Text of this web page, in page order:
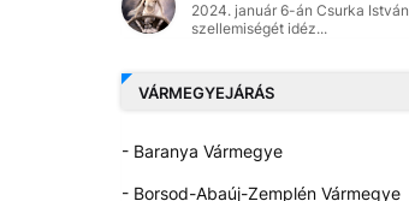
2024. január 6-án Csurka István
szellemiségét idéz...
VÁRMEGYEJÁRÁS
- Baranya Vármegye
- Borsod-Abaúj-Zemplén Vármegye